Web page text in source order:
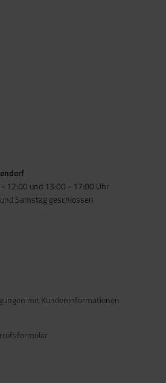
12:00 und 13:00 - 17:00 Uhr
Samstag geschlossen
mit Kundeninformationen